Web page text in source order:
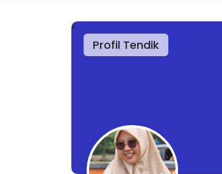
Profil Tendik
<